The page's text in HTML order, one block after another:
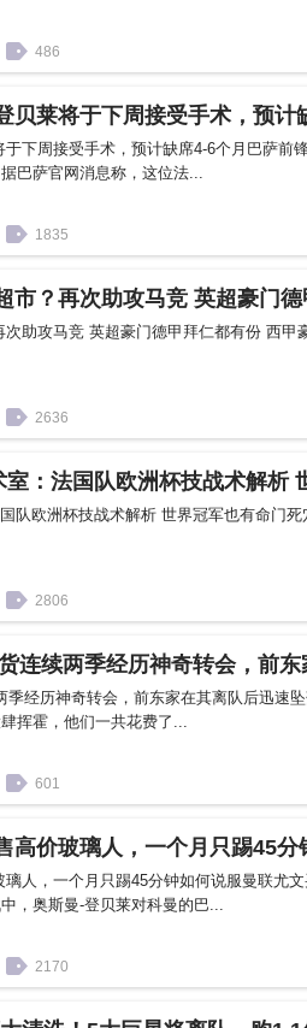
486
贝莱将于下周接受手术，预计
下周接受手术，预计缺席4-6个月巴萨前
巴萨官网消息称，这位法...
1835
市？再次助攻马竞 英超豪门
助攻马竞 英超豪门德甲拜仁都有份 西甲
2636
队欧洲杯技战术解析 世界冠军也有命门
2806
季经历神奇转会，前东家在其离队后迅速坠
挥霍，他们一共花费了...
601
人，一个月只踢45分钟如何说服曼联尤
，奥斯曼-登贝莱对科曼的巴...
2170